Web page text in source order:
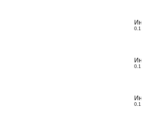
0.1
0.1
0.1